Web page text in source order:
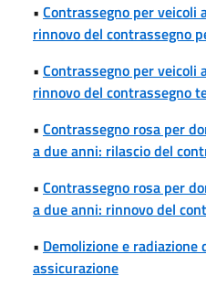
• Contrassegno per veicoli
rinnovo del contrassegno
• Contrassegno per veicoli
rinnovo del contrassegno
• Contrassegno rosa per
a due anni: rilascio del
• Contrassegno rosa per
a due anni: rinnovo del
• Demolizione e
assicurazione